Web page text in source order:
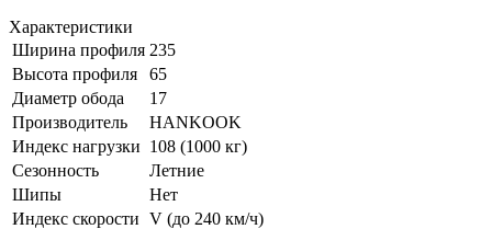
Характеристики
Ширина профиля 235
Высота профиля
65
Диаметр обода
17
Производитель
HANKOOK
Индекс нагрузки 108 (1000 кг)
Сезонность
Летние
Шипы
Нет
Индекс скорости V (до 240 км/ч)